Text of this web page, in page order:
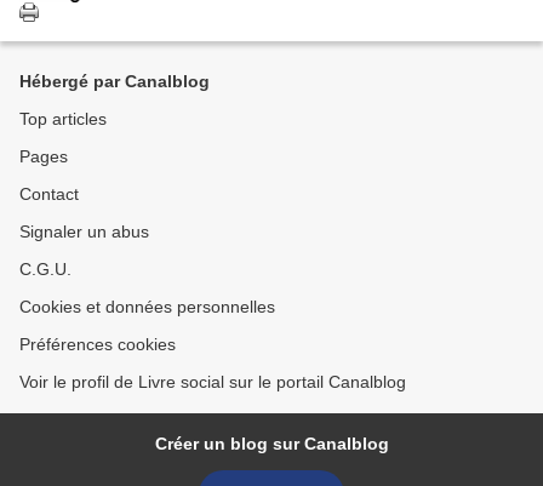
Hébergé par Canalblog
Top articles
Pages
Contact
Signaler un abus
C.G.U.
Cookies et données personnelles
Préférences cookies
Voir le profil de Livre social sur le portail Canalblog
Créer un blog sur Canalblog